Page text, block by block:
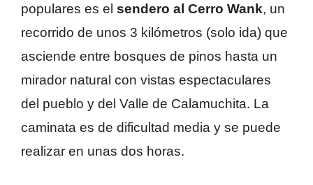
populares es el sendero al Cerro Wank, un
recorrido de unos 3 kilómetros (solo ida) que
asciende entre bosques de pinos hasta un
mirador natural con vistas espectaculares
del pueblo y del Valle de Calamuchita. La
caminata es de dificultad media y se puede
realizar en unas dos horas.